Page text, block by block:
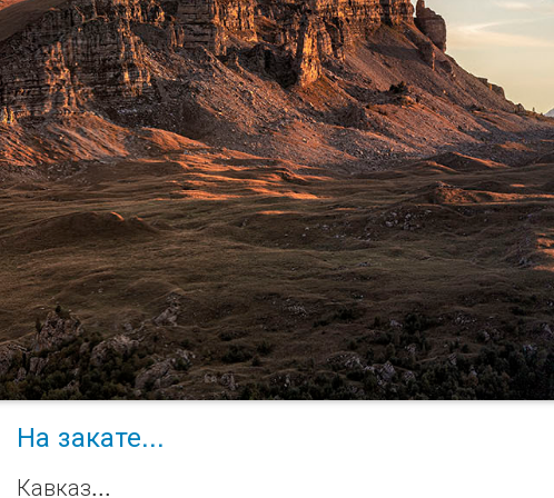
На закате...
Кавказ...